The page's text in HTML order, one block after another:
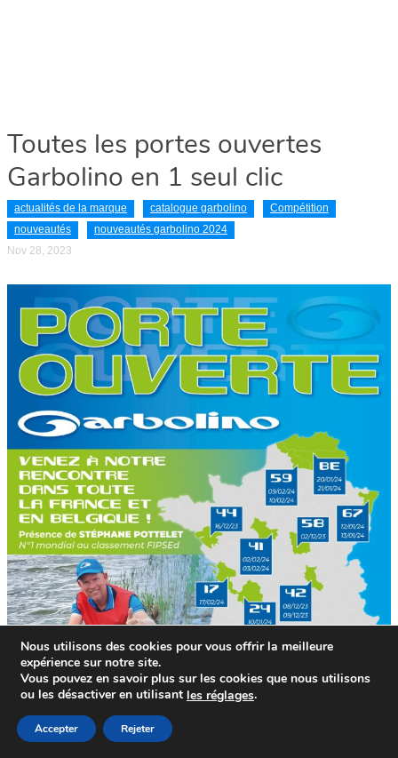
Toutes les portes ouvertes
Garbolino en 1 seul clic
actualités de la marque catalogue garbolino
Compétition
nouveautés
nouveautés garbolino 2024
Nov 28, 2023
Retrouvez ici toutes les portes ouvertes, salons et
Nous utilisons des cookies pour vous offrir la meilleure
expérience sur notre site.
Vous pouvez en savoir plus sur les cookies que nous utilisons
ou les désactiver en utilisant les réglages.
Accepter Rejeter